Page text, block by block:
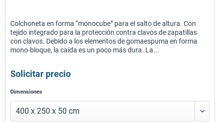
Colchoneta en forma “monocube” para el salto de altura. Con
tejido integrado para la protección contra clavos de zapatillas
con clavos. Debido a los elementos de gomaespuma en forma
mono-bloque, la caída es un poco más dura. La...
Solicitar precio
Dimensiones